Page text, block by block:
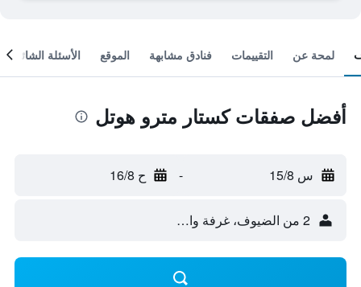
لمحة عن التقييمات فنادق مشابهة الموقع الأسئلة الشائعة
أفضل صفقات كستار مترو هوتل
س 15/8 - ح 16/8
2 من الضيوف، غرفة واحدة